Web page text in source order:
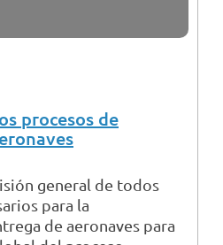
procesos de
general de todos
para la
de aeronaves para